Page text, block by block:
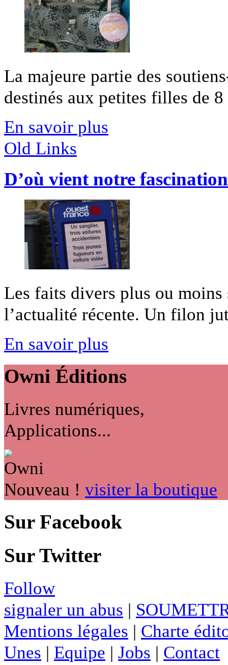
La majeure partie des
destinés aux petites filles de
En savoir plus
Old Links
D’où vient notre
Les faits divers plus ou
l’actualité récente. Un filon
En savoir plus
Owni Éditions
Livres numériques,
Applications...
Nouveau ! visiter la boutique
Sur Facebook
Sur Twitter
Follow
signaler un abus |
Mentions légales | Charte
Unes | Equipe | Jobs | Contact